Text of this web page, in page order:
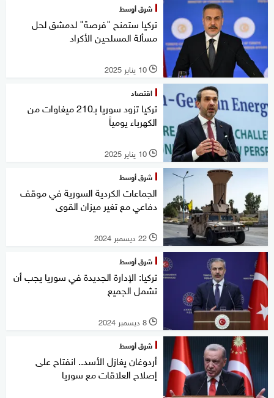
شرق أوسط
تركيا ستمنح "فرصة" لدمشق لحل
مسألة المسلحين الأكراد
l 10 يناير 2025
اقتصاد
تركيا تزود سوريا بـ210 ميغاوات من
الكهرباء يومياً
l 10 يناير 2025
شرق أوسط
الجماعات الكردية السورية في موقف
دفاعي مع تغير ميزان القوى
l 22 ديسمبر 2024
شرق أوسط
تركيا: الإدارة الجديدة في سوريا يجب أن
تشمل الجميع
l 8 ديسمبر 2024
شرق أوسط
أردوغان يغازل الأسد.. انفتاح على
إصلاح العلاقات مع سوريا